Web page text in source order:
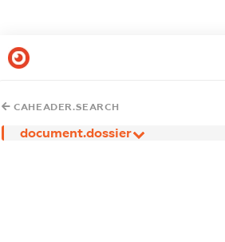
CAHEADER.SEARCH
document.dossier